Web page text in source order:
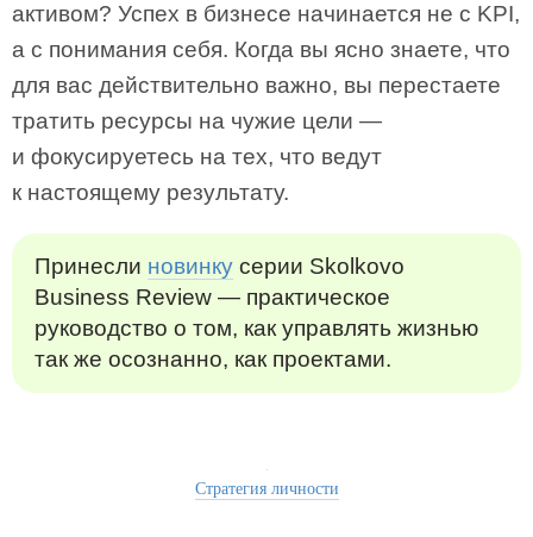
активом? Успех в бизнесе начинается не с KPI,
а с понимания себя. Когда вы ясно знаете, что
для вас действительно важно, вы перестаете
тратить ресурсы на чужие цели —
и фокусируетесь на тех, что ведут
к настоящему результату.
Принесли новинку серии Skolkovo
Business Review — практическое
руководство о том, как управлять жизнью
так же осознанно, как проектами.
Стратегия личности